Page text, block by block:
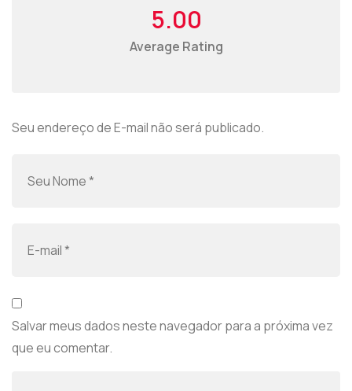
5.00
Average Rating
Seu endereço de E-mail não será publicado.
Salvar meus dados neste navegador para a próxima vez
que eu comentar.